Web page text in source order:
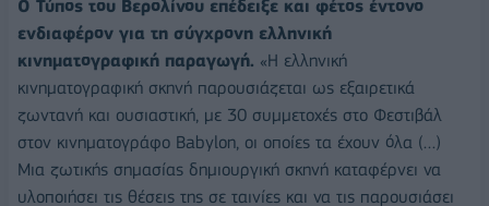
Ο Τύπος του Βερολίνου επέδειξε και φέτος έντονο
ενδιαφέρον για τη σύγχρονη ελληνική
κινηματογραφική παραγωγή. «Η ελληνική
κινηματογραφική σκηνή παρουσιάζεται ως εξαιρετικά
ζωντανή και ουσιαστική, με 30 συμμετοχές στο Φεστιβάλ
στον κινηματογράφο Babylon, οι οποίες τα έχουν όλα (…)
Μια ζωτικής σημασίας δημιουργική σκηνή καταφέρνει να
υλοποιήσει τις θέσεις της σε ταινίες και να τις παρουσιάσει